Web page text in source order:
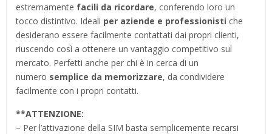
estremamente facili da ricordare, conferendo loro un
tocco distintivo. Ideali per aziende e professionisti che
desiderano essere facilmente contattati dai propri clienti,
riuscendo così a ottenere un vantaggio competitivo sul
mercato. Perfetti anche per chi è in cerca di un
numero semplice da memorizzare, da condividere
facilmente con i propri contatti.
**ATTENZIONE:
– Per l’attivazione della SIM basta semplicemente recarsi